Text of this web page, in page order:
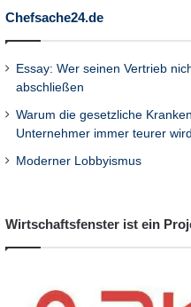
Chefsache24.de
Essay: Wer seinen Vertrieb
abschließen
Warum die gesetzliche
Unternehmer immer teurer wird
Moderner Lobbyismus
Wirtschaftsfenster ist ein